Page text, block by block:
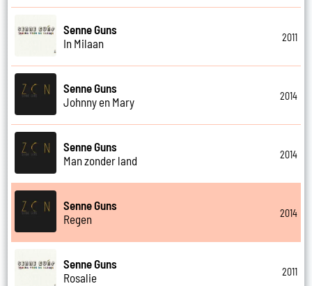
Senne Guns
In Milaan
2011
Senne Guns
Johnny en Mary
2014
Senne Guns
Man zonder land
2014
Senne Guns
Regen
2014
Senne Guns
Rosalie
2011